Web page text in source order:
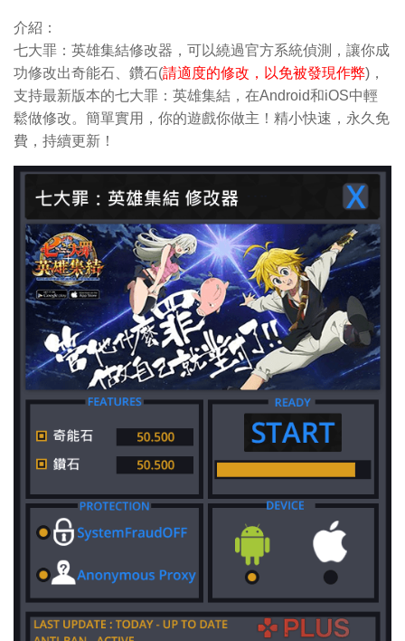
介紹：
七大罪：英雄集結修改器，可以繞過官方系統偵測，讓你成
功修改出奇能石、鑽石(請適度的修改，以免被發現作弊)，
支持最新版本的七大罪：英雄集結，在Android和iOS中輕
鬆做修改。簡單實用，你的遊戲你做主！精小快速，永久免
費，持續更新！